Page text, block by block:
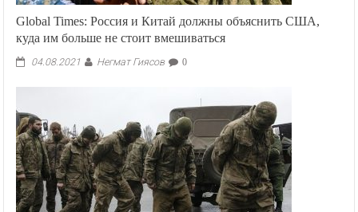
Global Times: Россия и Китай должны объяснить США,
куда им больше не стоит вмешиваться
04.08.2021 Негмат Гиясов 0